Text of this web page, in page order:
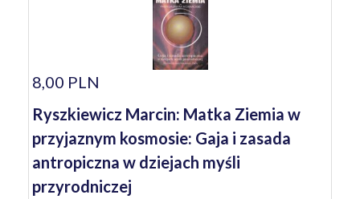
8,00 PLN
Ryszkiewicz Marcin: Matka Ziemia w
przyjaznym kosmosie: Gaja i zasada
antropiczna w dziejach myśli
przyrodniczej